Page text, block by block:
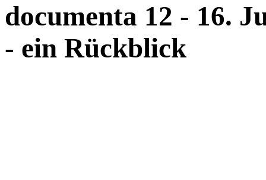
documenta 12 - 16.
- ein Rückblick